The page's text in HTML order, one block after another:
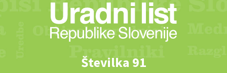
Številka 91